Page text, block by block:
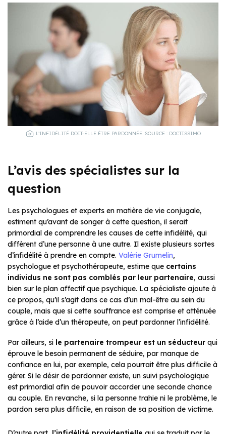
L’INFIDÉLITÉ DOIT-ELLE ÊTRE PARDONNÉE. SOURCE : DOCTISSIMO
L’avis des spécialistes sur la
question
Les psychologues et experts en matière de vie conjugale,
estiment qu’avant de songer à cette question, il serait
primordial de comprendre les causes de cette infidélité, qui
diffèrent d’une personne à une autre. Il existe plusieurs sortes
d’infidélité à prendre en compte. Valérie Grumelin,
psychologue et psychothérapeute, estime que certains
individus ne sont pas comblés par leur partenaire, aussi
bien sur le plan affectif que psychique. La spécialiste ajoute à
ce propos, qu’il s’agit dans ce cas d’un mal-être au sein du
couple, mais que si cette souffrance est comprise et atténuée
grâce à l’aide d’un thérapeute, on peut pardonner l’infidélité.
Par ailleurs, si le partenaire trompeur est un séducteur qui
éprouve le besoin permanent de séduire, par manque de
confiance en lui, par exemple, cela pourrait être plus difficile à
gérer. Si le désir de pardonner existe, un suivi psychologique
est primordial afin de pouvoir accorder une seconde chance
au couple. En revanche, si la personne trahie ni le problème, le
pardon sera plus difficile, en raison de sa position de victime.